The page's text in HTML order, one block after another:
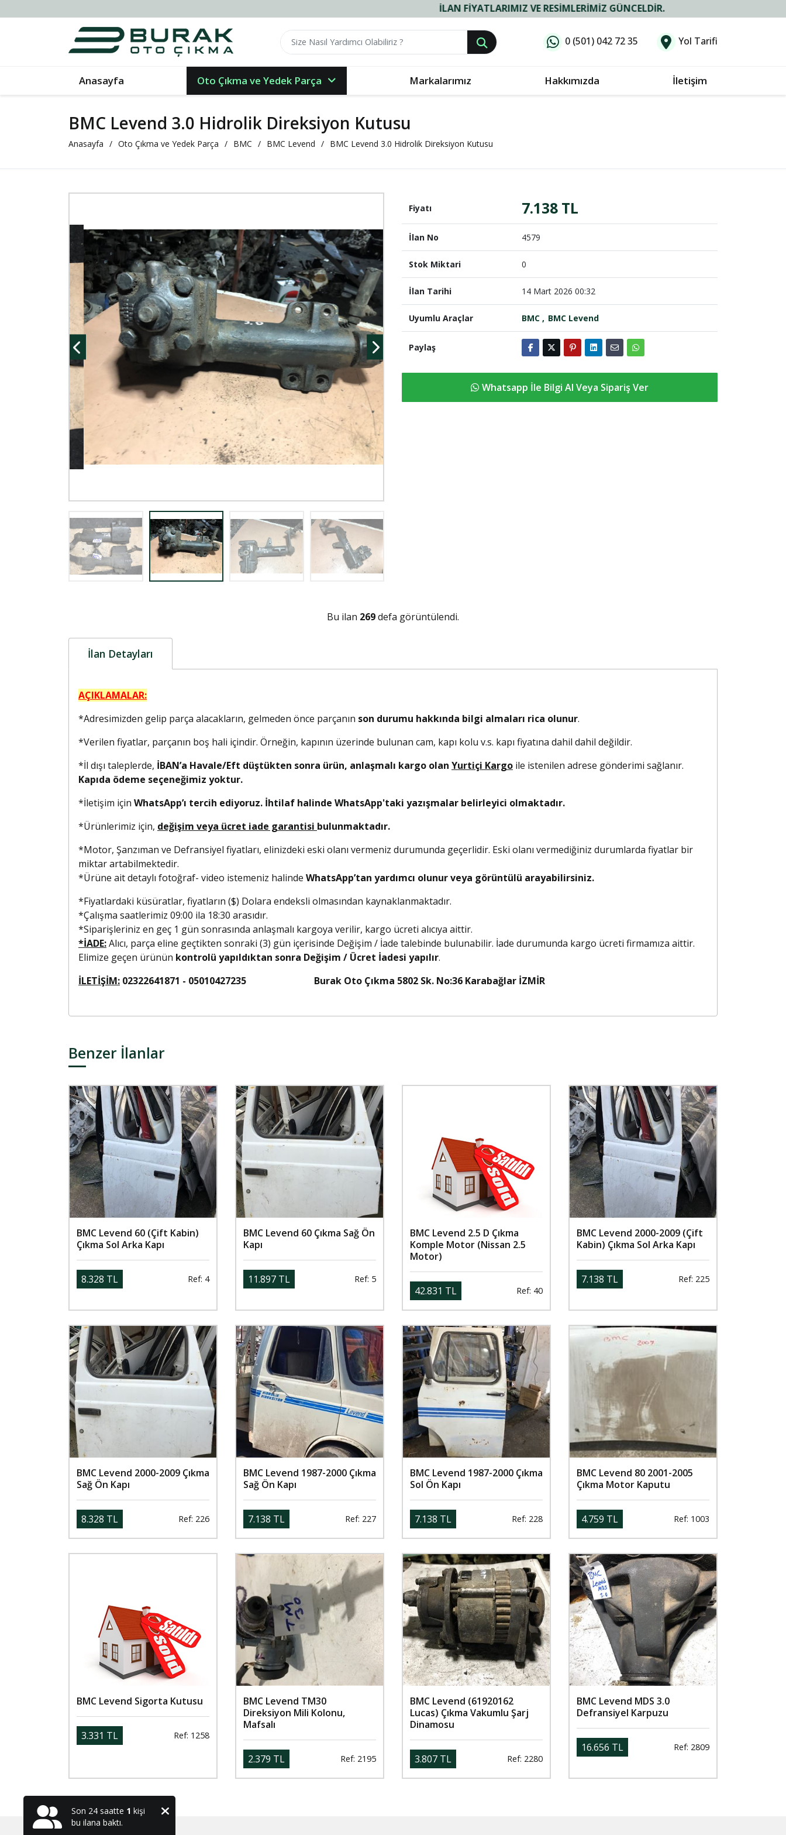
İLAN FIYATLARIMIZ VE RESIMLERIMIZ GÜNCELDIR.
0 (501) 042 72 35 Yol Tarifi
Anasayfa Oto Çıkma ve Yedek Parça Markalarımız Hakkımızda İletişim
BMC Levend 3.0 Hidrolik Direksiyon Kutusu
Anasayfa Oto Çıkma ve Yedek Parça BMC BMC Levend BMC Levend 3.0 Hidrolik Direksiyon Kutusu
Fiyatı 7.138 TL
İlan No 4579
Stok Miktari 0
İlan Tarihi 14 Mart 2026 00:32
Uyumlu Araçlar BMC BMC Levend
Paylaş
Whatsapp İle Bilgi Al Veya Sipariş Ver
Bu ilan 269defa görüntülendi.
İlan Detayları
AÇIKLAMALAR:
*Adresimizden gelip parça alacakların, gelmeden önce parçanın son durumu hakkında bilgi almaları rica olunur.
*Verilen fiyatlar, parçanın boş hali içindir. Örneğin, kapının üzerinde bulunan cam, kapı kolu v.s. kapı fiyatına dahil dahil değildir.
*İl dışı taleplerde, İBAN’a Havale/Eft düştükten sonra ürün, anlaşmalı kargo olan Yurtiçi Kargo ile istenilen adrese gönderimi sağlanır.
Kapıda ödeme seçeneğimiz yoktur.
*İletişim için WhatsApp’ı tercih ediyoruz. İhtilaf halinde WhatsApp'taki yazışmalar belirleyici olmaktadır.
*Ürünlerimiz için, değişim veya ücret iade garantisi bulunmaktadır.
*Motor, Şanzıman ve Defransiyel fiyatları, elinizdeki eski olanı vermeniz durumunda geçerlidir. Eski olanı vermediğiniz durumlarda fiyatlar bir
miktar artabilmektedir.
*Ürüne ait detaylı fotoğraf- video istemeniz halinde WhatsApp’tan yardımcı olunur veya görüntülü arayabilirsiniz.
*Fiyatlardaki küsüratlar, fiyatların ($) Dolara endeksli olmasından kaynaklanmaktadır.
*Çalışma saatlerimiz 09:00 ila 18:30 arasıdır.
*Siparişleriniz en geç 1 gün sonrasında anlaşmalı kargoya verilir, kargo ücreti alıcıya aittir.
*İADE:Alıcı, parça eline geçtikten sonraki (3) gün içerisinde Değişim / İade talebinde bulunabilir. İade durumunda kargo ücreti firmamıza aittir.
Elimize geçen ürünün kontrolü yapıldıktan sonra Değişim / Ücret İadesi yapılır.
İLETİŞİM: 02322641871 - 05010427235 Burak Oto Çıkma 5802 Sk. No:36 Karabağlar İZMİR
Benzer İlanlar
BMC Levend 60 (Çift Kabin)
Çıkma Sol Arka Kapı
8.328 TL Ref: 4
BMC Levend 60 Çıkma Sağ Ön
Kapı
11.897 TL Ref: 5
BMC Levend 2.5 D Çıkma
Komple Motor (Nissan 2.5
Motor)
42.831 TL Ref: 40
BMC Levend 2000-2009 (Çift
Kabin) Çıkma Sol Arka Kapı
7.138 TL Ref: 225
BMC Levend 2000-2009 Çıkma
Sağ Ön Kapı
8.328 TL Ref: 226
BMC Levend 1987-2000 Çıkma
Sağ Ön Kapı
7.138 TL Ref: 227
BMC Levend 1987-2000 Çıkma
Sol Ön Kapı
7.138 TL Ref: 228
BMC Levend 80 2001-2005
Çıkma Motor Kaputu
4.759 TL Ref: 1003
BMC Levend Sigorta Kutusu
3.331 TL Ref: 1258
BMC Levend TM30
Direksiyon Mili Kolonu,
Mafsalı
2.379 TL Ref: 2195
BMC Levend (61920162
Lucas) Çıkma Vakumlu Şarj
Dinamosu
3.807 TL Ref: 2280
BMC Levend MDS 3.0
Defransiyel Karpuzu
16.656 TL Ref: 2809
Son 24 saatte 1 kişi
bu ilana baktı.